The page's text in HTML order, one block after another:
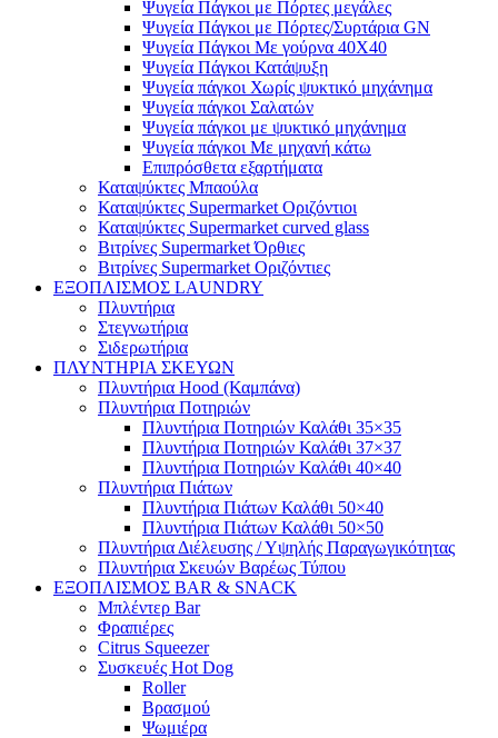
Ψυγεία Πάγκοι με Πόρτες μεγάλες
Ψυγεία Πάγκοι με Πόρτες/Συρτάρια GN
Ψυγεία Πάγκοι Με γούρνα 40Χ40
Ψυγεία Πάγκοι Κατάψυξη
Ψυγεία πάγκοι Χωρίς ψυκτικό μηχάνημα
Ψυγεία πάγκοι Σαλατών
Ψυγεία πάγκοι με ψυκτικό μηχάνημα
Ψυγεία πάγκοι Με μηχανή κάτω
Επιπρόσθετα εξαρτήματα
Καταψύκτες Μπαούλα
Καταψύκτες Supermarket Οριζόντιοι
Καταψύκτες Supermarket curved glass
Βιτρίνες Supermarket Όρθιες
Βιτρίνες Supermarket Οριζόντιες
ΕΞΟΠΛΙΣΜΟΣ LAUNDRY
Πλυντήρια
Στεγνωτήρια
Σιδερωτήρια
ΠΛΥΝΤΗΡΙΑ ΣΚΕΥΩΝ
Πλυντήρια Hood (Καμπάνα)
Πλυντήρια Ποτηριών
Πλυντήρια Ποτηριών Καλάθι 35×35
Πλυντήρια Ποτηριών Καλάθι 37×37
Πλυντήρια Ποτηριών Καλάθι 40×40
Πλυντήρια Πιάτων
Πλυντήρια Πιάτων Καλάθι 50×40
Πλυντήρια Πιάτων Καλάθι 50×50
Πλυντήρια Διέλευσης / Υψηλής Παραγωγικότητας
Πλυντήρια Σκευών Βαρέως Τύπου
ΕΞΟΠΛΙΣΜΟΣ BAR & SNACK
Μπλέντερ Bar
Φραπιέρες
Citrus Squeezer
Συσκευές Hot Dog
Roller
Βρασμού
Ψωμιέρα